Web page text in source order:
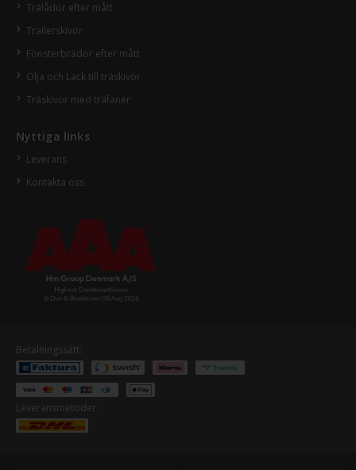
Trälådor efter mått
Trailerskivor
Fönsterbrädor efter mått
Olja och Lack till träskivor
Träskivor med träfanér
Nyttiga links
Leverans
Kontakta oss
Betalningssätt:
Leveransmetoder: